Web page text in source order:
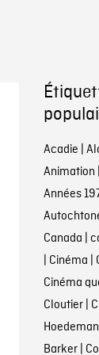
Acadie |
Animation |
Années
Canada |
| Cinéma |
Cinéma
Cloutier|
Hoedeman
Barker|